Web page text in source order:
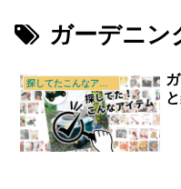
ガーデニン
探してたこんなアイテム